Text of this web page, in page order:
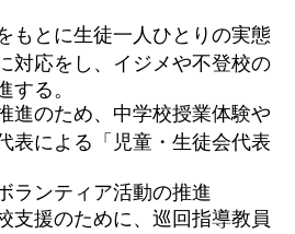
もとに生徒一人ひとりの実態
対応をし、イジメや不登校の
する。
進のため、中学校授業体験や
表による「児童・生徒会代表
ランティア活動の推進
支援のために、巡回指導教員